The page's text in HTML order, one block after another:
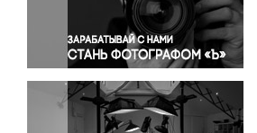
Правосудие
Происшествия и конфликты
Религия
Светская жизнь
Спорт
Экология